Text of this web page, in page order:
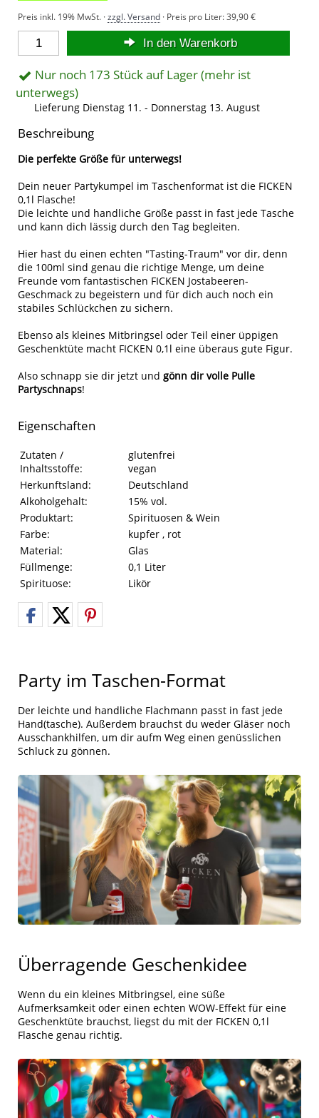
Preis inkl. 19% MwSt. ·zzgl. Versand · Preis pro Liter:39,90 €
In den Warenkorb
Nur noch 173 Stück auf Lager (mehr ist
unterwegs)
Lieferung Dienstag 11. - Donnerstag 13. August
Beschreibung
Die perfekte Größe für unterwegs!
Dein neuer Partykumpel im Taschenformat ist die FICKEN
0,1l Flasche!
Die leichte und handliche Größe passt in fast jede Tasche
und kann dich lässig durch den Tag begleiten.
Hier hast du einen echten "Tasting-Traum" vor dir, denn
die 100ml sind genau die richtige Menge, um deine
Freunde vom fantastischen FICKEN Jostabeeren-
Geschmack zu begeistern und für dich auch noch ein
stabiles Schlückchen zu sichern.
Ebenso als kleines Mitbringsel oder Teil einer üppigen
Geschenktüte macht FICKEN 0,1l eine überaus gute Figur.
Also schnapp sie dir jetzt und gönn dir volle Pulle
Partyschnaps!
Eigenschaften
Eigenschaften des Produkts
Eigenschaft
Zutaten /
Inhaltsstoffe:
glutenfrei
vegan
Herkunftsland:
Deutschland
Alkoholgehalt:
15% vol.
Produktart:
Spirituosen & Wein
Farbe:
kupfer , rot
Material:
Glas
Füllmenge:
0,1 Liter
Spirituose:
Likör
Party im Taschen-Format
Der leichte und handliche Flachmann passt in fast jede
Hand(tasche). Außerdem brauchst du weder Gläser noch
Ausschankhilfen, um dir aufm Weg einen genüsslichen
Schluck zu gönnen.
Überragende Geschenkidee
Wenn du ein kleines Mitbringsel, eine süße
Aufmerksamkeit oder einen echten WOW-Effekt für eine
Geschenktüte brauchst, liegst du mit der FICKEN 0,1l
Flasche genau richtig.